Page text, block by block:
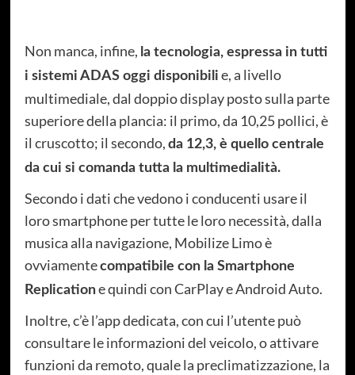
Non manca, infine, la tecnologia, espressa in tutti
i sistemi ADAS oggi disponibili e, a livello
multimediale, dal doppio display posto sulla parte
superiore della plancia: il primo, da 10,25 pollici, è
il cruscotto; il secondo, da 12,3, è quello centrale
da cui si comanda tutta la multimedialità.
Secondo i dati che vedono i conducenti usare il
loro smartphone per tutte le loro necessità, dalla
musica alla navigazione, Mobilize Limo è
ovviamentecompatibile con la Smartphone
Replicatione quindi con CarPlay e Android Auto.
Inoltre, c’è l’app dedicata, con cui l’utente può
consultare le informazioni del veicolo, o attivare
funzioni da remoto, quale la preclimatizzazione, la